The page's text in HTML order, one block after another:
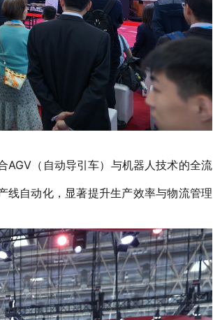
（自动导引车）与机器人技术的全流
自动化，显著提升生产效率与物流管理